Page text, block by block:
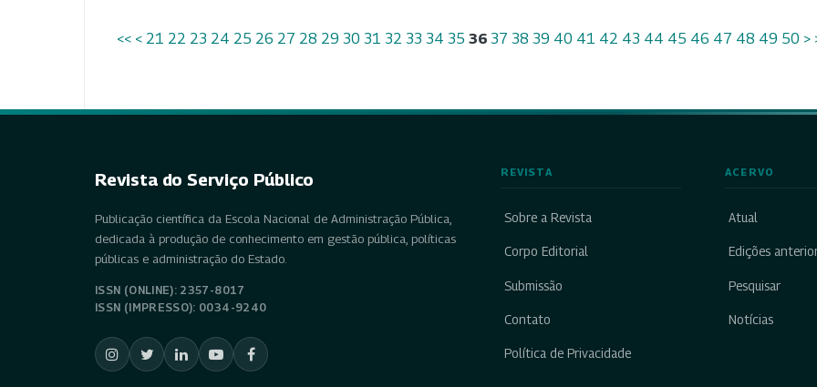
<< < 21 22 23 24 25 26 27 28 29 30 31 32 33 34 35 36 37 38 39 40 41 42 43 44 45 46 47 48 49 50 >
Revista do Serviço Público
Publicação científica da Escola Nacional de Administração Pública,
dedicada à produção de conhecimento em gestão pública, políticas
públicas e administração do Estado.
ISSN (ONLINE): 2357-8017
ISSN (IMPRESSO): 0034-9240
REVISTA
Sobre a Revista
Corpo Editorial
Submissão
Contato
Política de Privacidade
ACERVO
Atual
Edições
Pesquisar
Notícias